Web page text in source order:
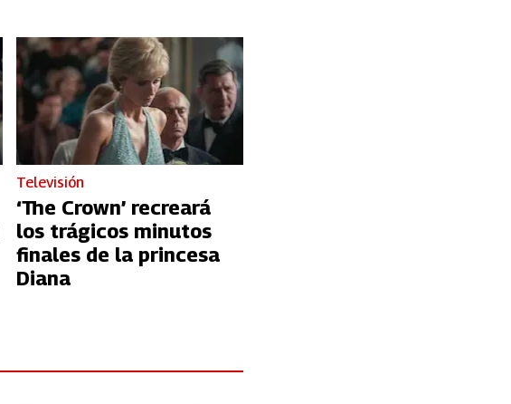
Televisión
‘The Crown’ recreará
los trágicos minutos
finales de la princesa
Diana